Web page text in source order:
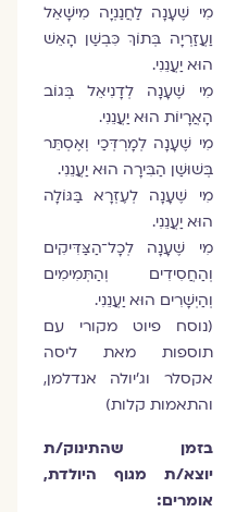
מִי שֶׁעָנָה לַחֲנַנְיָה מִישָׁאֵל
וַעֲזַרְיָה בְּתוֺךְ כִּבְשַׁן הָאֵשׁ
הוּא יַעֲנֵנִי.
מִי שֶׁעָנָה לְדָנִיאֵל בְּגוֺב
הָאֲרָיוֺת הוּא יַעֲנֵנִי.
מִי שֶׁעָנָה לְמָרְדְּכַי וְאֶסְתֵּר
בְּשׁוּשַׁן הַבִּירָה הוּא יַעֲנֵנִי.
מִי שֶׁעָנָה לְעֶזְרָא בַּגּוֺלָה
הוּא יַעֲנֵנִי.
מִי שֶׁעָנָה לְכָל־הַצַּדִּיקִים
וְהַחֲסִידִים וְהַתְּמִימִים
וְהַיְשָׁרִים הוּא יַעֲנֵנִי.
(נוסח פיוט מקורי עם
תוספות מאת ליסה
אקסלר וג'יולה אנדלמן,
והתאמות קלות)
בזמן שהתינוק/ת
יוצא/ת מגוף היולדת,
אומרים: